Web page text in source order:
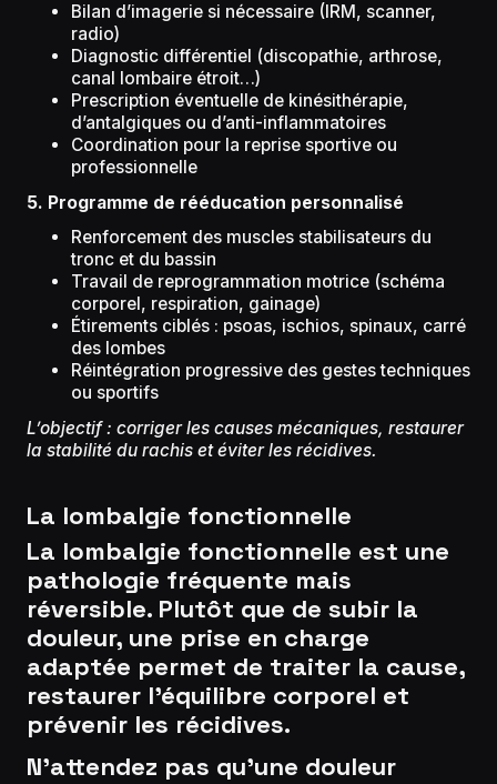
Bilan d’imagerie si nécessaire (IRM, scanner,
radio)
Diagnostic différentiel (discopathie, arthrose,
canal lombaire étroit…)
Prescription éventuelle de kinésithérapie,
d’antalgiques ou d’anti-inflammatoires
Coordination pour la reprise sportive ou
professionnelle
5. Programme de rééducation personnalisé
Renforcement des muscles stabilisateurs du
tronc et du bassin
Travail de reprogrammation motrice (schéma
corporel, respiration, gainage)
Étirements ciblés : psoas, ischios, spinaux, carré
des lombes
Réintégration progressive des gestes techniques
ou sportifs
L’objectif : corriger les causes mécaniques, restaurer
la stabilité du rachis et éviter les récidives.
La lombalgie fonctionnelle
La lombalgie fonctionnelle est une
pathologie fréquente mais
réversible. Plutôt que de subir la
douleur, une prise en charge
adaptée permet de traiter la cause,
restaurer l’équilibre corporel et
prévenir les récidives.
N’attendez pas qu’une douleur